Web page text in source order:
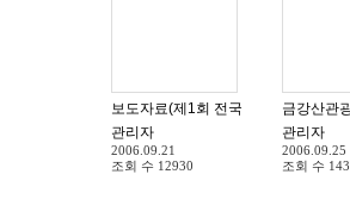
보도자료(제1회 전국청소년 연극제)
관리자
2006.09.21
조회 수 12930
금강산관
관리자
2006.09.25
조회 수